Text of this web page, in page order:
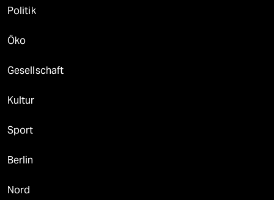
Politik
Öko
Gesellschaft
Kultur
Sport
Berlin
Nord